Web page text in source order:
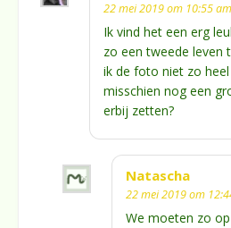
22 mei 2019 om 10:55 am
Ik vind het een erg
zo een tweede leven
ik de foto niet zo
misschien nog een
erbij zetten?
Natascha
22 mei 2019 om
We moeten zo